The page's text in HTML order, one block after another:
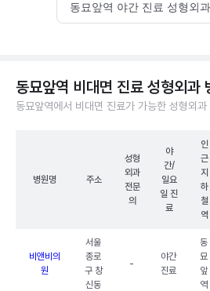
동묘앞역 야간 진료 성형외
동묘앞역 비대면 진료 성형외과
동묘앞역에서 비대면 진료가 가능한 성형외과
병원명 주소
성형
외과
전문
의
야
간/
일요
일 진
료
인
근
지
하
철
역
비앤비의
원
서울
종로
구 창
신동
-
야간
진료
동
묘
앞
역